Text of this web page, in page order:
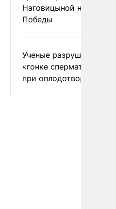
Наговицыной на пике
Победы
Ученые разрушили миф
«гонке
при оплодотворении